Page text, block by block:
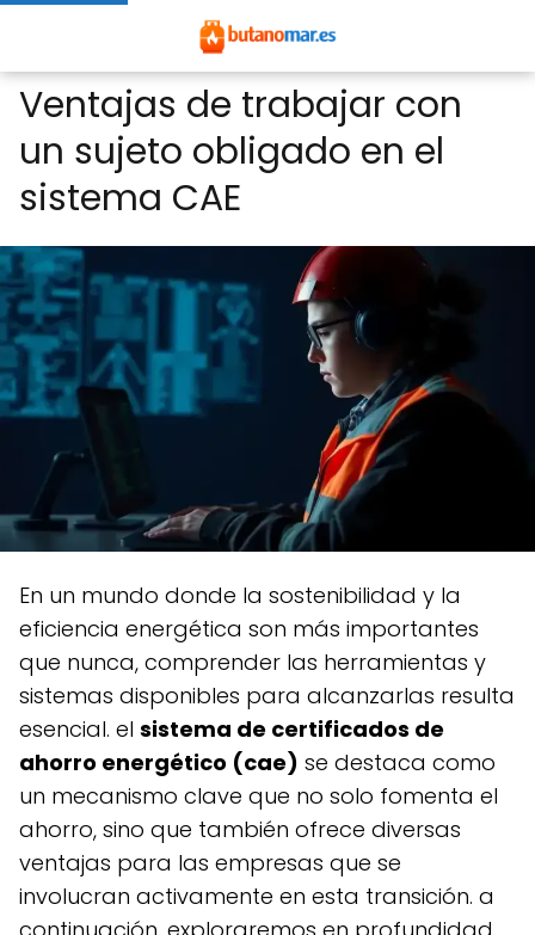
Ventajas de trabajar con
un sujeto obligado en el
sistema CAE
en un mundo donde la sostenibilidad y la
eficiencia energética son más importantes
que nunca, comprender las herramientas y
sistemas disponibles para alcanzarlas resulta
esencial. el sistema de certificados de
ahorro energético (cae) se destaca como
un mecanismo clave que no solo fomenta el
ahorro, sino que también ofrece diversas
ventajas para las empresas que se
involucran activamente en esta transición. a